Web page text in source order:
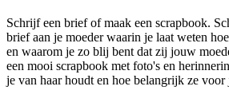
Schrijf een brief of maak een scrapbook.
brief aan je moeder waarin je laat weten
en waarom je zo blij bent dat zij jouw
een mooi scrapbook met foto's en
je van haar houdt en hoe belangrijk ze voor